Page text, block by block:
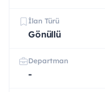
İlan Türü
Gönüllü
Departman
-